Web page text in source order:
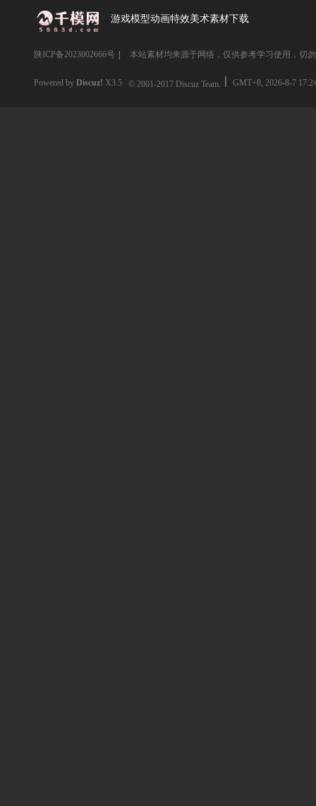
游戏模型动画特效美术素材下载
陕ICP备2023002666号 本站素材均来源于网络，仅供参考学习使用，切
Powered by Discuz! X3.5 © 2001-2017 Discuz Team. GMT+8, 2026-8-7